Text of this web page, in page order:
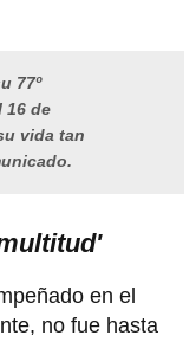
77º
16 de
vida tan
en el
no fue hasta